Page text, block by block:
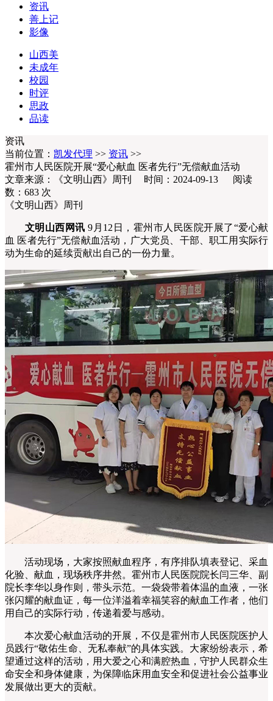
资讯
善上记
影像
山西美
未成年
校园
时评
思政
品读
资讯
当前位置： 凯发代理 >> 资讯 >>
霍州市人民医院开展“爱心献血 医者先行”无偿献血活动
文章来源：《文明山西》周刊 时间：2024-09-13 阅读
数： 683 次
《文明山西》周刊
文明山西网讯 9月12日，霍州市人民医院开展了“爱心献
血 医者先行”无偿献血活动，广大党员、干部、职工用实际行
动为生命的延续贡献出自己的一份力量。
活动现场，大家按照献血程序，有序排队填表登记、采血
化验、献血，现场秩序井然。霍州市人民医院院长闫三华、副
院长李华以身作则，带头示范。一袋袋带着体温的血液，一张
张闪耀的献血证，每一位洋溢着幸福笑容的献血工作者，他们
用自己的实际行动，传递着爱与感动。
本次爱心献血活动的开展，不仅是霍州市人民医院医护人
员践行“敬佑生命、无私奉献”的具体实践。大家纷纷表示，希
望通过这样的活动，用大爱之心和满腔热血，守护人民群众生
命安全和身体健康，为保障临床用血安全和促进社会公益事业
发展做出更大的贡献。